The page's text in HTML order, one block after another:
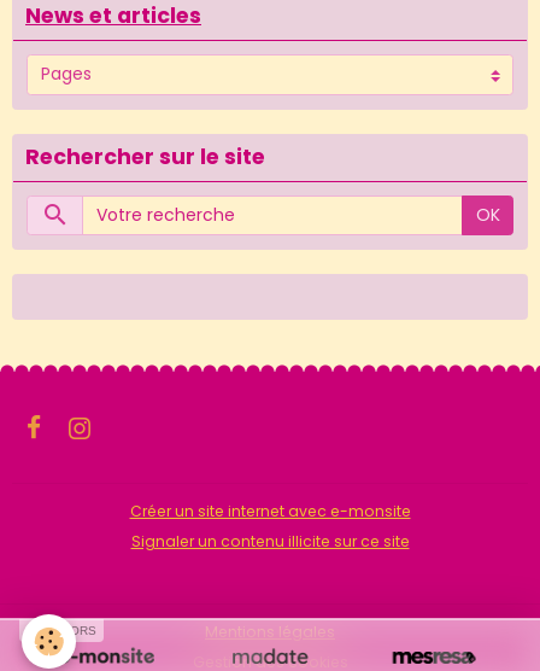
News et articles
Rechercher sur le site
OK
Créer un site internet avec e-monsite
Signaler un contenu illicite sur ce site
Mentions légales
Gestion des cookies
SPONSORS